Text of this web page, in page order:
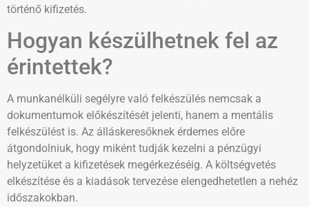
történő kifizetés.
Hogyan készülhetnek fel az
érintettek?
A munkanélküli segélyre való felkészülés nemcsak a
dokumentumok előkészítését jelenti, hanem a mentális
felkészülést is. Az álláskeresőknek érdemes előre
átgondolniuk, hogy miként tudják kezelni a pénzügyi
helyzetüket a kifizetések megérkezéséig. A költségvetés
elkészítése és a kiadások tervezése elengedhetetlen a nehéz
időszakokban.